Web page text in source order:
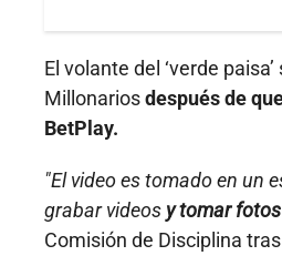
El volante del ‘verde
Millonariosdespués de
BetPlay.
"El video es tomado en un
grabar videos y tomar
Comisión de Disciplina